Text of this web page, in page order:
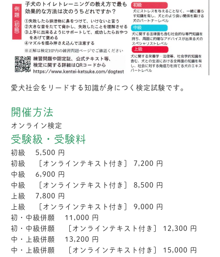
愛犬社会をリードする知識が身につく検定試験です。
開催方法
オンライン検定
受験級・受験料
初級 5,500 円
初級
［オンラインテキスト付き］ 7,200 円
中級 6,900 円
中級
［オンラインテキスト付き］ 8,500 円
上級
7,800 円
上級
［オンラインテキスト付き］ 9,000 円
初・中級併願 11,000 円
初・中級併願
［オンラインテキスト付き］ 12,300 円
中・上級併願 13,200 円
中・上級併願
［オンラインテキスト付き］ 15,000 円